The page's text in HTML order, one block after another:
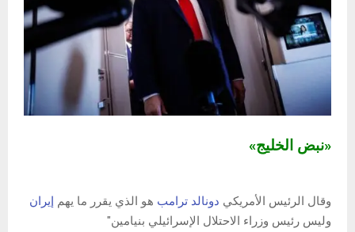
«نبض الخليج»
وقال الرئيس الأمريكي دونالد ترامب هو الذي يقرر ما يهم إيران
وليس رئيس وزراء الاحتلال الإسرائيلي بنيامين"